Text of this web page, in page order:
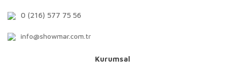
0 (216) 577 75 56
info@showmar.com.tr
Kurumsal